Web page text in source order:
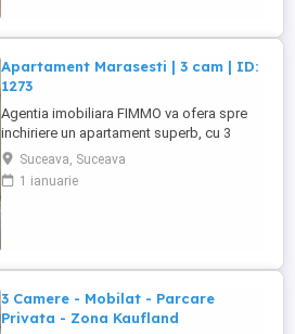
Apartament Marasesti | 3 cam | ID:
1273
Agentia imobiliara FIMMO va ofera spre
inchiriere un apartament superb, cu 3
camere, situat pe strada Marasesti, in
imediata apropiere a centrelor comerciale
si mijloacelor de transport. Imobilul
Suceava, Suceava
1 ianuarie
3 Camere - Mobilat - Parcare
Privata - Zona Kaufland